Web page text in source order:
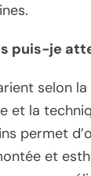
puis-je
selon
et la
permet
et